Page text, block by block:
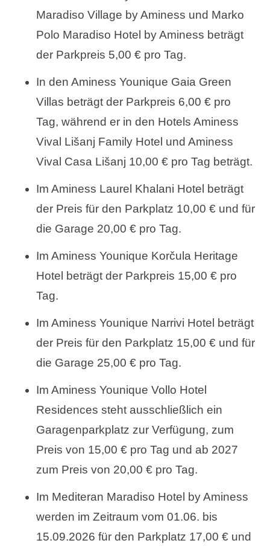
Maradiso Village by Aminess und Marko
Polo Maradiso Hotel by Aminess beträgt
der Parkpreis 5,00 € pro Tag.
In den Aminess Younique Gaia Green
Villas beträgt der Parkpreis 6,00 € pro
Tag, während er in den Hotels Aminess
Vival Lišanj Family Hotel und Aminess
Vival Casa Lišanj 10,00 € pro Tag beträgt.
Im Aminess Laurel Khalani Hotel beträgt
der Preis für den Parkplatz 10,00 € und für
die Garage 20,00 € pro Tag.
Im Aminess Younique Korčula Heritage
Hotel beträgt der Parkpreis 15,00 € pro
Tag.
Im Aminess Younique Narrivi Hotel beträgt
der Preis für den Parkplatz 15,00 € und für
die Garage 25,00 € pro Tag.
Im Aminess Younique Vollo Hotel
Residences steht ausschließlich ein
Garagenparkplatz zur Verfügung, zum
Preis von 15,00 € pro Tag und ab 2027
zum Preis von 20,00 € pro Tag.
Im Mediteran Maradiso Hotel by Aminess
werden im Zeitraum vom 01.06. bis
15.09.2026 für den Parkplatz 17,00 € und